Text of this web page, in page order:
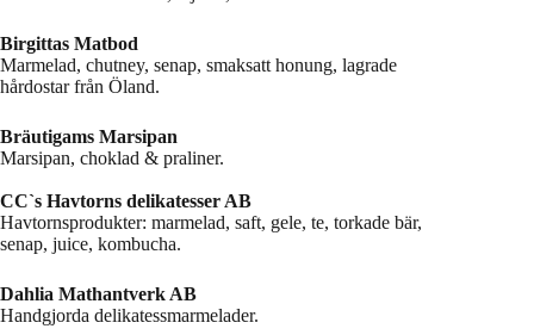
Birgittas Matbod
Marmelad, chutney, senap, smaksatt honung, lagrade
hårdostar från Öland.
Bräutigams Marsipan
Marsipan, choklad & praliner.
CC`s Havtorns delikatesser AB
Havtornsprodukter: marmelad, saft, gele, te, torkade bär,
senap, juice, kombucha.
Dahlia Mathantverk AB
Handgjorda delikatessmarmelader.